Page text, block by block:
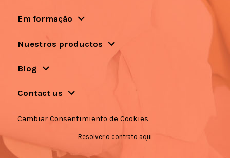
Em formação
Nuestros productos
Blog
Contact us
Cambiar Consentimiento de Cookies
Resolver o contrato aqui